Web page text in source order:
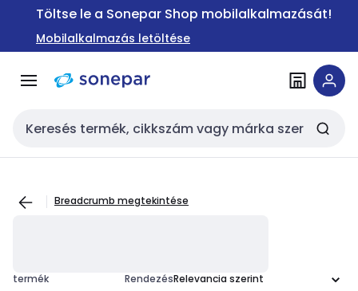
Ugrás a
Ugrás a
tartalomra
Töltse le a Sonepar Shop mobilalkalmazását!
Mobilalkalmazás letöltése
Keresési bemenet
Breadcrumb megtekintése
termék Rendezés